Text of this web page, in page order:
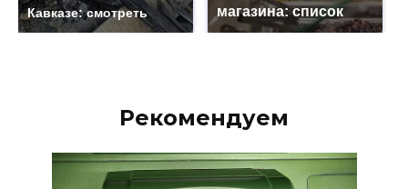
Кавказе: смотреть
магазина: список
Рекомендуем